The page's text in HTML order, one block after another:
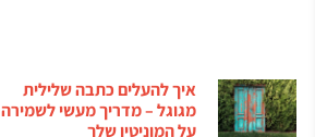
איך להעלים כתבה שלילית
מגוגל – מדריך מעשי לשמירה
על המוניטין שלך